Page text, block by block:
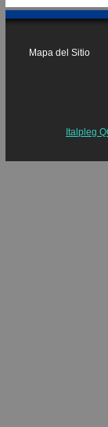
Mapa del Sitio
Italpleg